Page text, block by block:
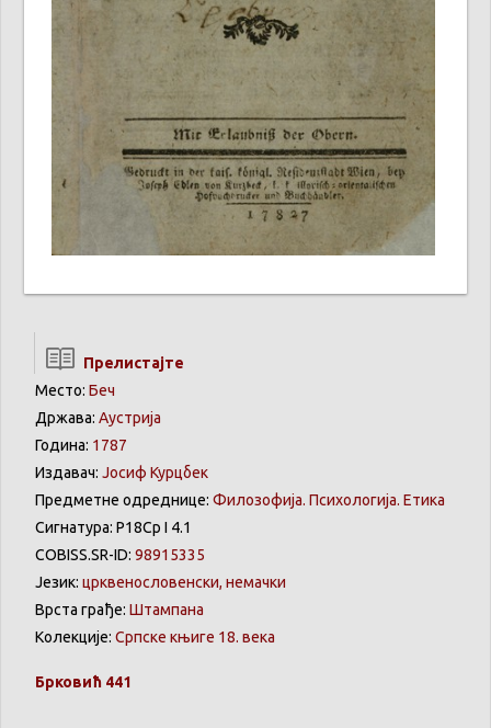
Прелистајте
Место: Беч
Држава: Аустрија
Година: 1787
Издавач: Јосиф Курцбек
Предметне одреднице: Филозофија. Психологија. Етика
Сигнатура: Р18Ср I 4.1
COBISS.SR-ID: 98915335
Језик: црквенословенски, немачки
Врста грађе: Штампана
Колекције: Српске књиге 18. века
Брковић 441